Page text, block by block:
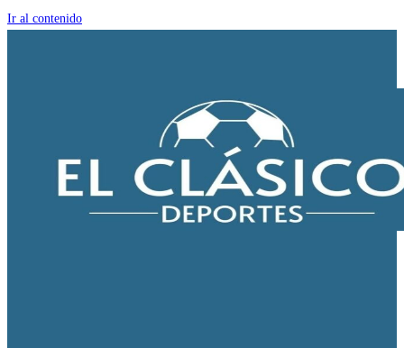
Ir al contenido